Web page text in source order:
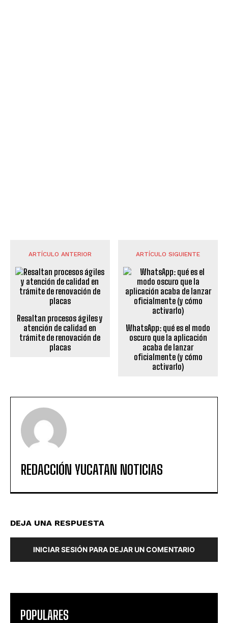
ARTÍCULO ANTERIOR
Resaltan procesos ágiles y
atención de calidad en
trámite de renovación de
placas
ARTÍCULO SIGUIENTE
WhatsApp: qué es el modo
oscuro que la aplicación
acaba de lanzar
oficialmente (y cómo
activarlo)
REDACCIÓN YUCATAN NOTICIAS
DEJA UNA RESPUESTA
INICIAR SESIÓN PARA DEJAR UN COMENTARIO
POPULARES